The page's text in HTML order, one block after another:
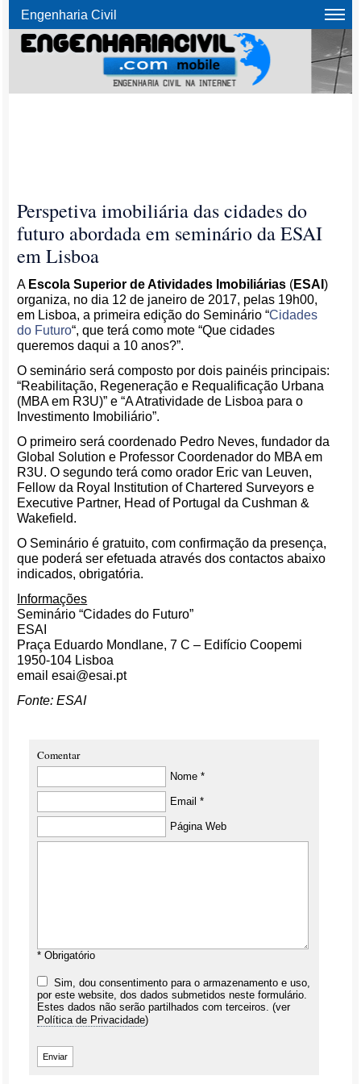
Engenharia Civil
Perspetiva imobiliária das cidades do
futuro abordada em seminário da ESAI
em Lisboa
A Escola Superior de Atividades Imobiliárias (ESAI)
organiza, no dia 12 de janeiro de 2017, pelas 19h00,
em Lisboa, a primeira edição do Seminário “Cidades
do Futuro“, que terá como mote “Que cidades
queremos daqui a 10 anos?”.
O seminário será composto por dois painéis principais:
“Reabilitação, Regeneração e Requalificação Urbana
(MBA em R3U)” e “A Atratividade de Lisboa para o
Investimento Imobiliário”.
O primeiro será coordenado Pedro Neves, fundador da
Global Solution e Professor Coordenador do MBA em
R3U. O segundo terá como orador Eric van Leuven,
Fellow da Royal Institution of Chartered Surveyors e
Executive Partner, Head of Portugal da Cushman &
Wakefield.
O Seminário é gratuito, com confirmação da presença,
que poderá ser efetuada através dos contactos abaixo
indicados, obrigatória.
Informações
Seminário “Cidades do Futuro”
ESAI
Praça Eduardo Mondlane, 7 C – Edifício Coopemi
1950-104 Lisboa
email esai@esai.pt
Fonte: ESAI
Comentar
Nome *
Email *
Página Web
* Obrigatório
Sim, dou consentimento para o armazenamento e uso,
por este website, dos dados submetidos neste formulário.
Estes dados não serão partilhados com terceiros. (ver
Política de Privacidade)